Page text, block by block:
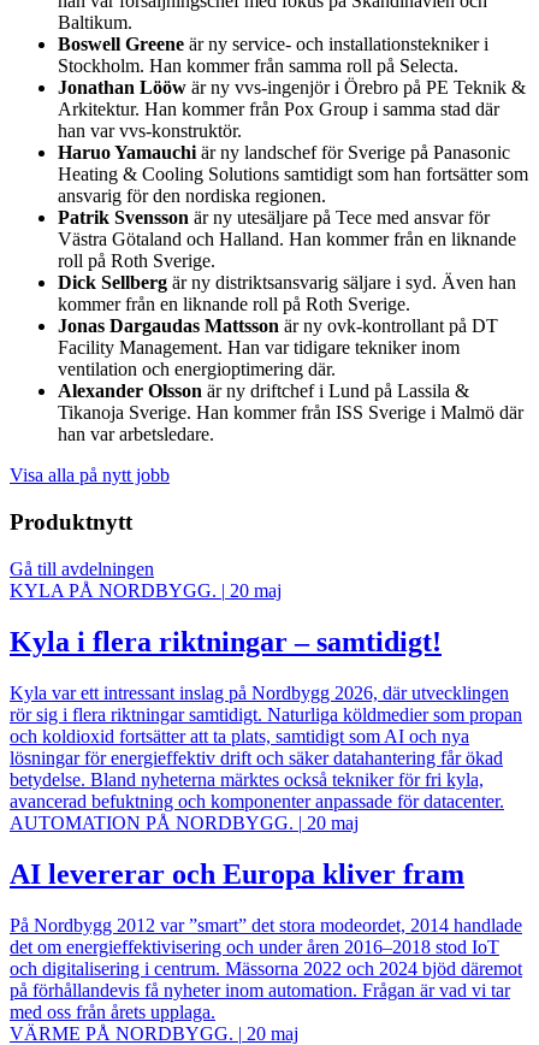
Baltikum.
Boswell Greene är ny service- och installationstekniker i
Stockholm. Han kommer från samma roll på Selecta.
Jonathan Lööw är ny vvs-ingenjör i Örebro på PE Teknik &
Arkitektur. Han kommer från Pox Group i samma stad där
han var vvs-konstruktör.
Haruo Yamauchiär ny landschef för Sverige på Panasonic
Heating & Cooling Solutions samtidigt som han fortsätter som
ansvarig för den nordiska regionen.
Patrik Svensson är ny utesäljare på Tece med ansvar för
Västra Götaland och Halland. Han kommer från en liknande
roll på Roth Sverige.
Dick Sellberg är ny distriktsansvarig säljare i syd. Även han
kommer från en liknande roll på Roth Sverige.
Jonas Dargaudas Mattsson är ny ovk-kontrollant på DT
Facility Management. Han var tidigare tekniker inom
ventilation och energioptimering där.
Alexander Olsson är ny driftchef i Lund på Lassila &
Tikanoja Sverige. Han kommer från ISS Sverige i Malmö där
han var arbetsledare.
Visa alla på nytt jobb
Produktnytt
Gå till avdelningen
KYLA PÅ NORDBYGG. | 20 maj
Kyla i flera riktningar – samtidigt!
Kyla var ett intressant inslag på Nordbygg 2026, där utvecklingen
rör sig i flera riktningar samtidigt. Naturliga köldmedier som propan
och koldioxid fortsätter att ta plats, samtidigt som AI och nya
lösningar för energieffektiv drift och säker datahantering får ökad
betydelse. Bland nyheterna märktes också tekniker för fri kyla,
avancerad befuktning och komponenter anpassade för datacenter.
AUTOMATION PÅ NORDBYGG. | 20 maj
AI levererar och Europa kliver fram
På Nordbygg 2012 var ”smart” det stora modeordet, 2014 handlade
det om energieffektivisering och under åren 2016–2018 stod IoT
och digitalisering i centrum. Mässorna 2022 och 2024 bjöd däremot
på förhållandevis få nyheter inom automation. Frågan är vad vi tar
med oss från årets upplaga.
VÄRME PÅ NORDBYGG. | 20 maj